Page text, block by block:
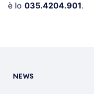
è lo 035.4204.901.
NEWS